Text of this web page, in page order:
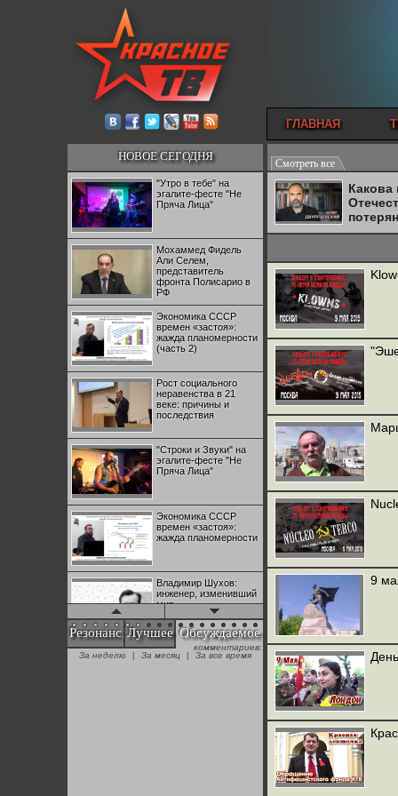
ГЛАВНАЯ
НОВОЕ СЕГОДНЯ
"Утро в тебе" на
эгалите-фесте "Не
Пряча Лица"
Мохаммед Фидель
Али Селем,
представитель
фронта Полисарио в
РФ
Экономика СССР
времен «застоя»:
жажда планомерности
(часть 2)
Рост социального
неравенства в 21
веке: причины и
последствия
"Строки и Звуки" на
эгалите-фесте "Не
Пряча Лица"
Экономика СССР
времен «застоя»:
жажда планомерности
Владимир Шухов:
инженер, изменивший
мир
"Аркадий Коц" на
эгалите-фесте "Не
Резонанс Лучшее Обсуждаемое
комментариев:
За неделю
| За месяц | За все время
Смотреть все
9